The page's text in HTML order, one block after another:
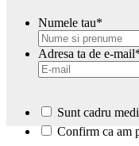
Numele tau*
Adresa ta de e-mail
Sunt cadru
*
Confirm ca am